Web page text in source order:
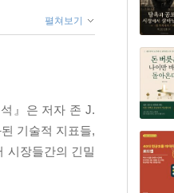
펼쳐보기
』은 저자 존 J.
기술적 지표들,
시장들간의 긴밀